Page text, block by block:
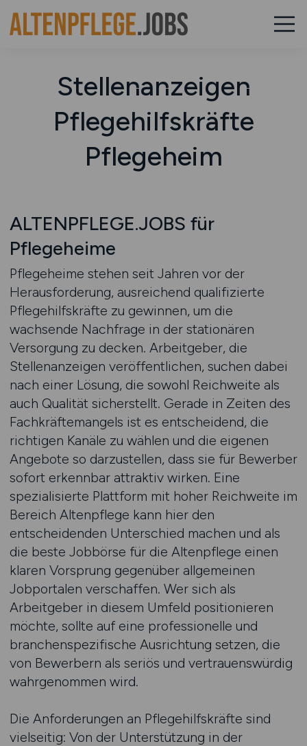
Stellenanzeigen
Pflegehilfskräfte
Pflegeheim
ALTENPFLEGE.JOBS für
Pflegeheime
Pflegeheime stehen seit Jahren vor der
Herausforderung, ausreichend qualifizierte
Pflegehilfskräfte zu gewinnen, um die
wachsende Nachfrage in der stationären
Versorgung zu decken. Arbeitgeber, die
Stellenanzeigen veröffentlichen, suchen dabei
nach einer Lösung, die sowohl Reichweite als
auch Qualität sicherstellt. Gerade in Zeiten des
Fachkräftemangels ist es entscheidend, die
richtigen Kanäle zu wählen und die eigenen
Angebote so darzustellen, dass sie für Bewerber
sofort erkennbar attraktiv wirken. Eine
spezialisierte Plattform mit hoher Reichweite im
Bereich Altenpflege kann hier den
entscheidenden Unterschied machen und als
die beste Jobbörse für die Altenpflege einen
klaren Vorsprung gegenüber allgemeinen
Jobportalen verschaffen. Wer sich als
Arbeitgeber in diesem Umfeld positionieren
möchte, sollte auf eine professionelle und
branchenspezifische Ausrichtung setzen, die
von Bewerbern als seriös und vertrauenswürdig
wahrgenommen wird.
Die Anforderungen an Pflegehilfskräfte sind
vielseitig: Von der Unterstützung in der